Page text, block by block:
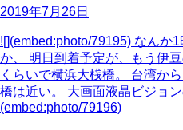
2019年7月26日
![](embed:photo/79195) なんか
か、 明日到着予定が、もう伊
くらいで横浜大桟橋。 台湾か
橋は近い。 大画面液晶ビジョ
(embed:photo/79196)